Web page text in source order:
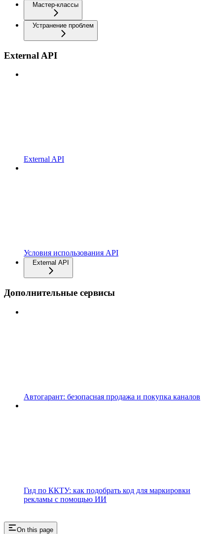
Мастер-классы
Устранение проблем
External API
External API
Условия использования API
External API
Дополнительные сервисы
Автогарант: безопасная продажа и покупка каналов
Гид по ККТУ: как подобрать код для маркировки
рекламы с помощью ИИ
On this page